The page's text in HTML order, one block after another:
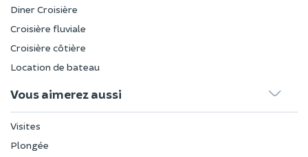
Diner Croisière
Croisière fluviale
Croisière côtière
Location de bateau
Vous aimerez aussi
Visites
Plongée